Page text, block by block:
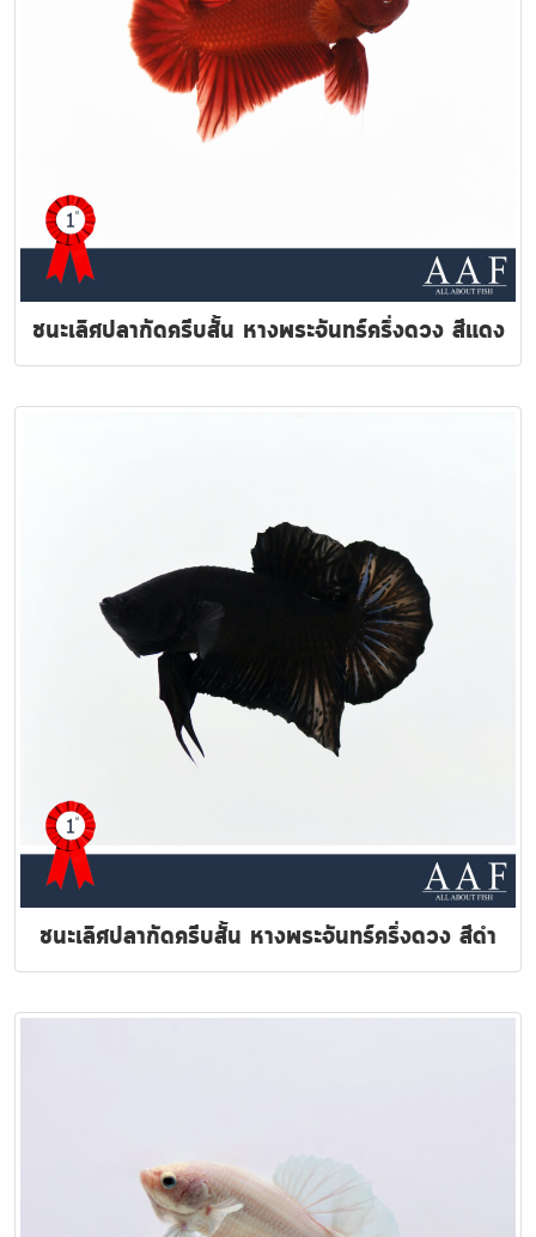
ชนะเลิศปลากัดครีบสั้น หางพระจันทร์ครึ่งดวง สีแดง
ชนะเลิศปลากัดครีบสั้น หางพระจันทร์ครึ่งดวง สีดำ